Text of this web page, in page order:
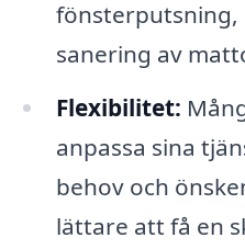
fönsterputsning,
sanering av
Flexibilitet:
anpassa sina
behov och
lättare att få en